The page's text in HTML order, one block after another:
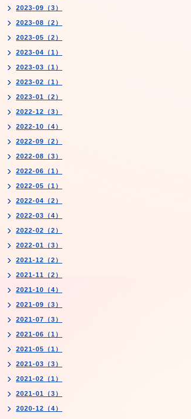
2023-09（3）
2023-08（2）
2023-05（2）
2023-04（1）
2023-03（1）
2023-02（1）
2023-01（2）
2022-12（3）
2022-10（4）
2022-09（2）
2022-08（3）
2022-06（1）
2022-05（1）
2022-04（2）
2022-03（4）
2022-02（2）
2022-01（3）
2021-12（2）
2021-11（2）
2021-10（4）
2021-09（3）
2021-07（3）
2021-06（1）
2021-05（1）
2021-03（3）
2021-02（1）
2021-01（3）
2020-12（4）